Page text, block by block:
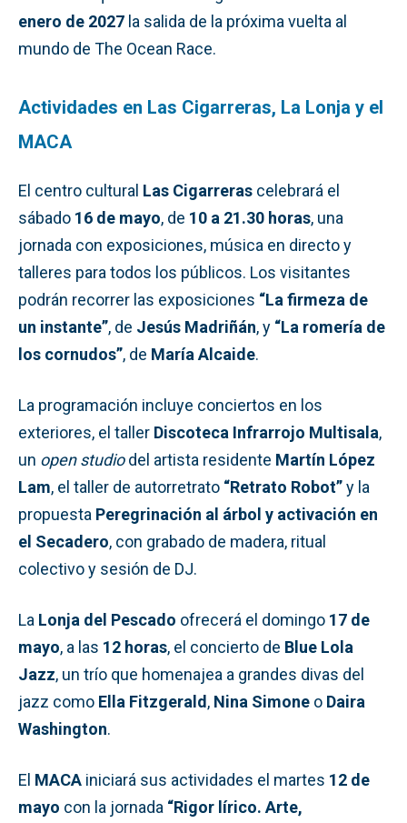
enero de 2027 la salida de la próxima vuelta al
mundo de The Ocean Race.
Actividades en Las Cigarreras, La Lonja y el
MACA
El centro cultural Las Cigarreras celebrará el
sábado 16 de mayo, de 10 a 21.30 horas, una
jornada con exposiciones, música en directo y
talleres para todos los públicos. Los visitantes
podrán recorrer las exposiciones “La firmeza de
un instante”, de Jesús Madriñán, y “La romería de
los cornudos”, de María Alcaide.
La programación incluye conciertos en los
exteriores, el taller Discoteca Infrarrojo Multisala,
un open studiodel artista residente Martín López
Lam, el taller de autorretrato “Retrato Robot”y la
propuesta Peregrinación al árbol y activación en
el Secadero, con grabado de madera, ritual
colectivo y sesión de DJ.
La Lonja del Pescado ofrecerá el domingo 17 de
mayo, a las 12 horas, el concierto de Blue Lola
Jazz, un trío que homenajea a grandes divas del
jazz como Ella Fitzgerald, Nina Simone o Daira
Washington.
El MACA iniciará sus actividades el martes 12 de
mayo con la jornada “Rigor lírico. Arte,